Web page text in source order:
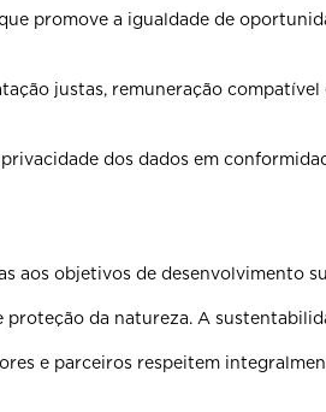
promove a igualdade de
justas, remuneração
dos dados em
aos objetivos de desenvolvimento
proteção da natureza. A
e parceiros respeitem